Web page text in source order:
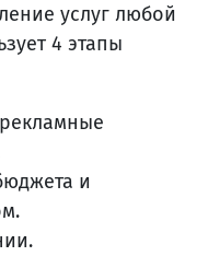
услуг любой
4 этапы
и